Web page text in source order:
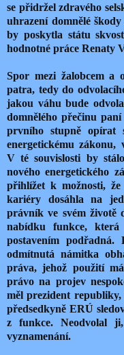
se přidržel zdravého
uhrazení domnělé
by poskytla státu
hodnotné práce Renaty
Spor mezi žalobcem a
patra, tedy do
jakou váhu bude
domnělého přečinu
prvního stupně opírat
energetickému zákonu,
V té souvislosti by
nového energetického
přihlížet k možnosti,
kariéry dosáhla na
právník ve svém životě
nabídku funkce,
postavením podřadná.
odmítnutá námitka
práva, jehož použití
právo na projev
měl prezident
předsedkyně ERÚ
z funkce. Neodvolal
vyznamenání.